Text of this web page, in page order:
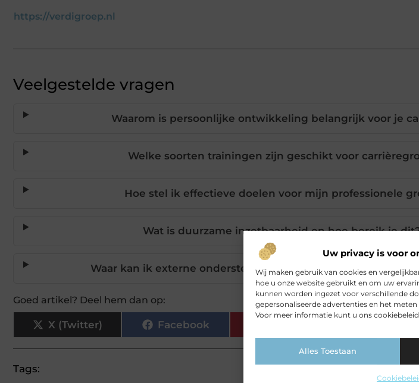
Uw privacy is voor
Wij maken gebruik van cookies en
hoe u onze website gebruikt en om uw
kunnen worden ingezet voor verschillende
gepersonaliseerde advertenties en het
Voor meer informatie kunt u ons
Alles Toestaan
https://verdigroep.nl
Veelgestelde vragen
Waarom is persoonlijke ontwikkeling belangrijk voor je
Welke soorten trainingen zijn geschikt voor
Hoe stel ik effectieve doelen voor mijn professionele
Wat is duurzame inzetbaarheid en hoe bereik je
Waar kan ik externe ondersteuning vinden voor
Goed artikel? Deel hem dan op:
X (Twitter) Facebook
Tags: